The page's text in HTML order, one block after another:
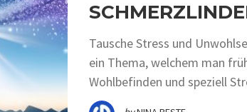
Tausche Stress und
ein Thema, welchem man
Wohlbefinden und speziell